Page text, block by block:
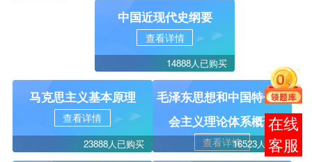
中国近现代史纲要
查看详情
14888人已购买
马克思主义基本原理
查看详情
23888人已购买
毛泽东思想和中国特色社
会主义理论体系概论
查看详情16523人学过
在线
客服